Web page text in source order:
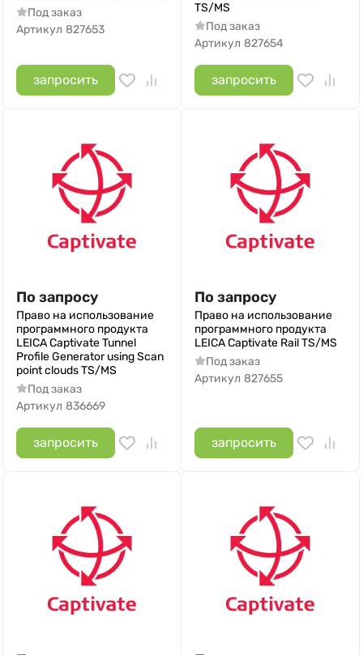
Под заказ
Артикул 827653
запросить
TS/MS
Под заказ
Артикул 827654
запросить
По запросу
Право на использование
программного продукта
LEICA Captivate Tunnel
Profile Generator using Scan
point clouds TS/MS
Под заказ
Артикул 836669
запросить
По запросу
Право на использование
программного продукта
LEICA Captivate Rail TS/MS
Под заказ
Артикул 827655
запросить